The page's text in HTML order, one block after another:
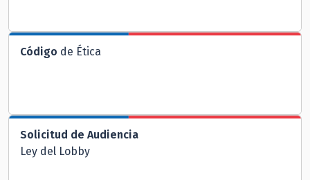
Código de Ética
Solicitud de Audiencia
Ley del Lobby